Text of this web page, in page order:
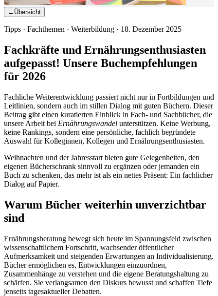
← Übersicht
Tipps · Fachthemen · Weiterbildung · 18. Dezember 2025
Fachkräfte und Ernährungsenthusiasten
aufgepasst! Unsere Buchempfehlungen
für 2026
Fachliche Weiterentwicklung passiert nicht nur in Fortbildungen und
Leitlinien, sondern auch im stillen Dialog mit guten Büchern. Dieser
Beitrag gibt einen kuratierten Einblick in Fach- und Sachbücher, die
unsere Arbeit bei Ernährungswandel unterstützen. Keine Werbung,
keine Rankings, sondern eine persönliche, fachlich begründete
Auswahl für Kolleginnen, Kollegen und Ernährungsenthusiasten.
Weihnachten und der Jahresstart bieten gute Gelegenheiten, den
eigenen Bücherschrank sinnvoll zu ergänzen oder jemanden ein
Buch zu schenken, das mehr ist als ein nettes Präsent: Ein fachlicher
Dialog auf Papier.
Warum Bücher weiterhin unverzichtbar
sind
Ernährungsberatung bewegt sich heute im Spannungsfeld zwischen
wissenschaftlichem Fortschritt, wachsender öffentlicher
Aufmerksamkeit und steigenden Erwartungen an Individualisierung.
Bücher ermöglichen es, Entwicklungen einzuordnen,
Zusammenhänge zu verstehen und die eigene Beratungshaltung zu
schärfen. Sie verlangsamen den Diskurs bewusst und schaffen Tiefe
jenseits tagesaktueller Debatten.